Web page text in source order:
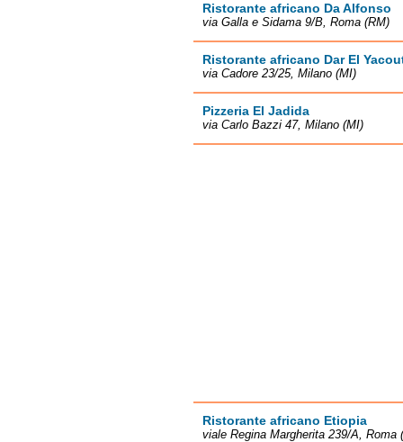
Ristorante africano Da Alfonso
via Galla e Sidama 9/B, Roma (RM)
Ristorante africano Dar El
via Cadore 23/25, Milano (MI)
Pizzeria El Jadida
via Carlo Bazzi 47, Milano (MI)
Ristorante africano Etiopia
viale Regina Margherita 239/A, Roma